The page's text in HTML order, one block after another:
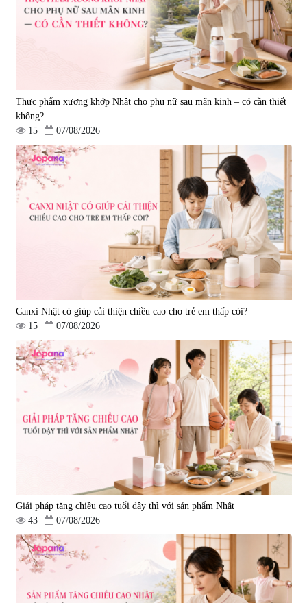
1.490.000 đ 980.000 đ
Viên uống bổ gan Ribeto Shoji
Hepaclean 60 viên
690.000 đ
Viên uống hỗ trợ cải thiện thoát
vị đĩa đệm Kyoto Has 30 viên
|14.560
1.600.000 đ
Viên uống hỗ trợ giấc ngủ Fujina
Sleepy Nhật Bản 80 viên
580.000 đ
điều trị đột quỵ Biken Kinase
Gold 60 viên
0
1.570.000 đ
Thực phẩm xương khớp Nhật cho phụ nữ sau mãn kinh – có cần thiết
không?
15
07/08/2026
Canxi Nhật có giúp cải thiện chiều cao cho trẻ em thấp còi?
15
07/08/2026
Giải pháp tăng chiều cao tuổi dậy thì với sản phẩm Nhật
43
07/08/2026